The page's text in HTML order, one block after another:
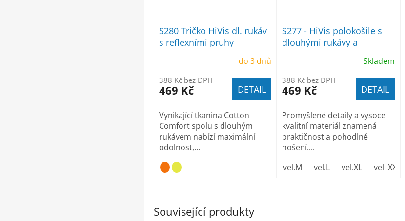
Související produkty
S280 Tričko HiVis dl. rukáv
s reflexními pruhy
do 3 dnů
388 Kč bez DPH
469 Kč DETAIL
Vynikající tkanina Cotton
Comfort spolu s dlouhým
rukávem nabízí maximální
odolnost,...
S277 - HiVis polokošile s
dlouhými rukávy a
Skladem
388 Kč bez DPH
469 Kč DETAIL
Promyšlené detaily a vysoce
kvalitní materiál znamená
praktičnost a pohodlné
nošení....
vel.M
vel.L vel.XL vel. XXL